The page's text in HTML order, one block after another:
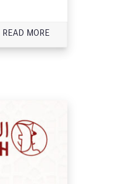
READ MORE